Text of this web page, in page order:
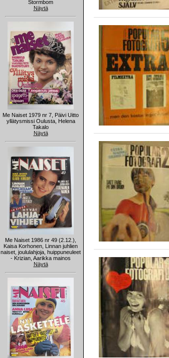
Stormbom
Näytä
Me Naiset 1979 nr 7, Päivi Uitto
yllätysmissi Oulusta, Helena
Takalo
Näytä
Me Naiset 1986 nr 49 (2.12.),
Kaisa Korhonen, Linnan juhlien
naiset, joululahjoja, huippuneuleet
- Krizian, Aarikka mainos
Näytä